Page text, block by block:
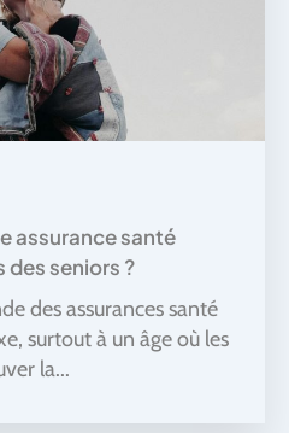
assurance santé
des seniors ?
des assurances santé
surtout à un âge où les
la...